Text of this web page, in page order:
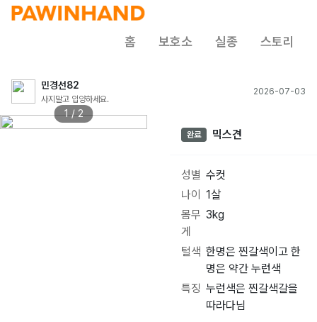
홈 보호소 실종 스토리
민경선82
사지말고 입양하세요.
2026-07-03
1 / 2
완료 믹스견
성별 수컷
나이
1살
몸무
게
3kg
털색 한명은 찐갈색이고 한
명은 약간 누런색
특징 누런색은 찐갈색갈을
따라다님